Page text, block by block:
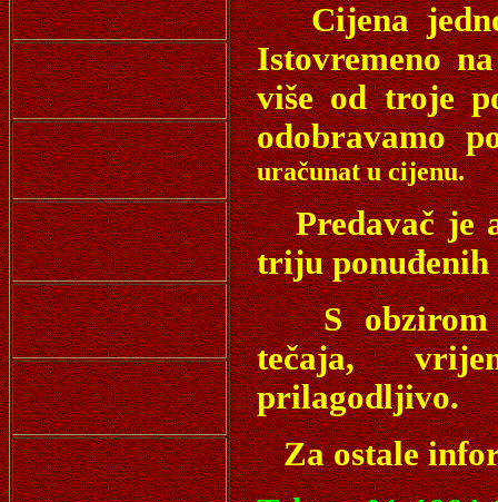
Cijena
Istovremeno
više od troje
odobravamo
uračunat u cijenu.
Predavač je
triju
S obzirom
tečaja,
prilagodljivo.
Za ostale